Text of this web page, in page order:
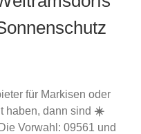
für Markisen oder
haben, dann sind ☀️
Vorwahl: 09561 und